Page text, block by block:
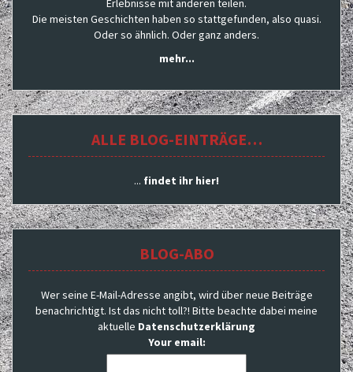
Erlebnisse mit anderen teilen.
Die meisten Geschichten haben so stattgefunden, also quasi.
Oder so ähnlich. Oder ganz anders.
mehr...
ALLE BLOG-EINTRÄGE…
... findet ihr hier!
BLOG-ABO
Wer seine E-Mail-Adresse angibt, wird über neue Beiträge
benachrichtigt. Ist das nicht toll?! Bitte beachte dabei meine
aktuelle Datenschutzerklärung
Your email: